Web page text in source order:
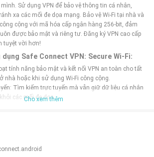
Sử dụng VPN để bảo vệ thông tin cá nhân,
xa các mối đe dọa mạng. Bảo vệ Wi-Fi tại nhà và
cộng với mã hóa cấp ngân hàng 256-bit, đảm
được bảo mật và riêng tư. Đăng ký VPN cao cấp
tuyệt vời hơn!
Safe Connect VPN: Secure Wi-Fi:
tính năng bảo mật và kết nối VPN an toàn cho tất
nhà hoặc khi sử dụng Wi-Fi công cộng.
Tìm kiếm trực tuyến mà vẫn giữ dữ liệu cá nhân
các mối đe dọa.
dụng ứng dụng mà không bị quấy rối bởi quảng
VPN: Secure Wi-Fi:
Cho xem thêm